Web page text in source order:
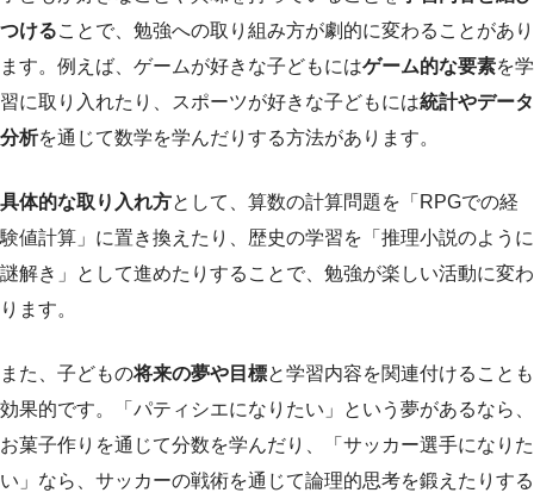
つけることで、勉強への取り組み方が劇的に変わることがあり
ます。例えば、ゲームが好きな子どもにはゲーム的な要素を学
習に取り入れたり、スポーツが好きな子どもには統計やデータ
分析を通じて数学を学んだりする方法があります。
具体的な取り入れ方として、算数の計算問題を「RPGでの経
験値計算」に置き換えたり、歴史の学習を「推理小説のように
謎解き」として進めたりすることで、勉強が楽しい活動に変わ
ります。
また、子どもの将来の夢や目標と学習内容を関連付けることも
効果的です。「パティシエになりたい」という夢があるなら、
お菓子作りを通じて分数を学んだり、「サッカー選手になりた
い」なら、サッカーの戦術を通じて論理的思考を鍛えたりする